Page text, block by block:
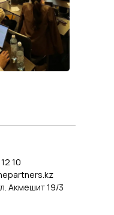
10
Акмешит 19/3